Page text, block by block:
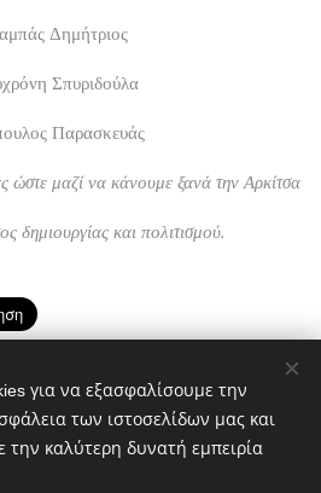
Δημήτριος
Σπυριδούλα
Παρασκευάς
ώστε μαζί να κάνουμε ξανά την Αρκίτσα
δημιουργίας και πολιτισμού.
για να εξασφαλίσουμε την
των ιστοσελίδων μας και
καλύτερη δυνατή εμπειρία